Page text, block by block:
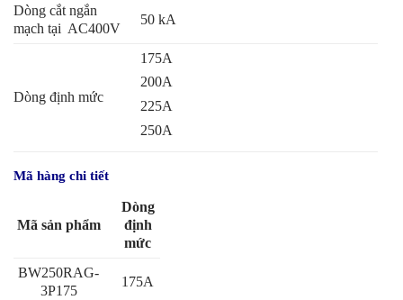
Dòng cắt ngắn
mạch tại AC400V
50 kA
Dòng định mức
175A
200A
225A
250A
Mã hàng chi tiết
Mã sản phẩm
Dòng
định
mức
BW250RAG-
3P175
175A